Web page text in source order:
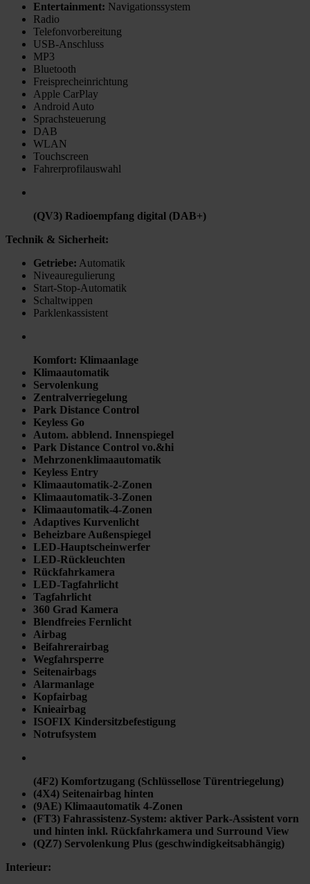
Entertainment: Navigationssystem
Radio
Telefonvorbereitung
USB-Anschluss
MP3
Bluetooth
Freisprecheinrichtung
Apple CarPlay
Android Auto
Sprachsteuerung
DAB
WLAN
Touchscreen
Fahrerprofilauswahl
(QV3) Radioempfang digital (DAB+)
Technik & Sicherheit:
Getriebe: Automatik
Niveauregulierung
Start-Stop-Automatik
Schaltwippen
Parklenkassistent
Komfort: Klimaanlage
Klimaautomatik
Servolenkung
Zentralverriegelung
Park Distance Control
Keyless Go
Autom. abblend. Innenspiegel
Park Distance Control vo.&hi
Mehrzonenklimaautomatik
Keyless Entry
Klimaautomatik-2-Zonen
Klimaautomatik-3-Zonen
Klimaautomatik-4-Zonen
Adaptives Kurvenlicht
Beheizbare Außenspiegel
LED-Hauptscheinwerfer
LED-Rückleuchten
Rückfahrkamera
LED-Tagfahrlicht
Tagfahrlicht
360 Grad Kamera
Blendfreies Fernlicht
Airbag
Beifahrerairbag
Wegfahrsperre
Seitenairbags
Alarmanlage
Kopfairbag
Knieairbag
ISOFIX Kindersitzbefestigung
Notrufsystem
(4F2) Komfortzugang (Schlüssellose Türentriegelung)
(4X4) Seitenairbag hinten
(9AE) Klimaautomatik 4-Zonen
(FT3) Fahrassistenz-System: aktiver Park-Assistent vorn
und hinten inkl. Rückfahrkamera und Surround View
(QZ7) Servolenkung Plus (geschwindigkeitsabhängig)
Interieur: